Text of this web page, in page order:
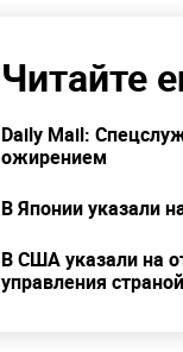
Читайте
Daily Mail:
ожирением
В Японии указали
В США указали на
управления страной